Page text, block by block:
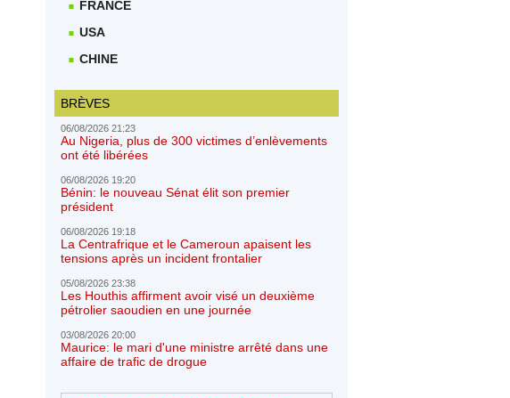
FRANCE
USA
CHINE
BRÈVES
06/08/2026 21:23
Au Nigeria, plus de 300 victimes d’enlèvements
ont été libérées
06/08/2026 19:20
Bénin: le nouveau Sénat élit son premier
président
06/08/2026 19:18
La Centrafrique et le Cameroun apaisent les
tensions après un incident frontalier
05/08/2026 23:38
Les Houthis affirment avoir visé un deuxième
pétrolier saoudien en une journée
03/08/2026 20:00
Maurice: le mari d'une ministre arrêté dans une
affaire de trafic de drogue